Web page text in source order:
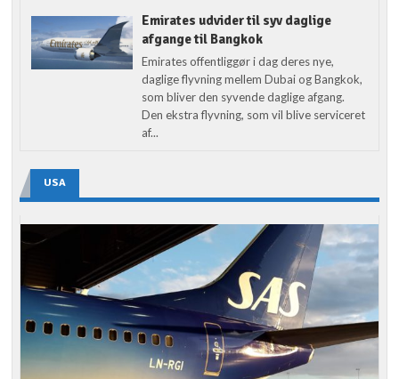
Emirates udvider til syv daglige
afgange til Bangkok
Emirates offentliggør i dag deres nye,
daglige flyvning mellem Dubai og Bangkok,
som bliver den syvende daglige afgang.
Den ekstra flyvning, som vil blive serviceret
af...
USA